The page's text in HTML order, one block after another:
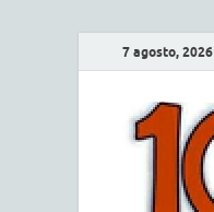
7 agosto, 2026